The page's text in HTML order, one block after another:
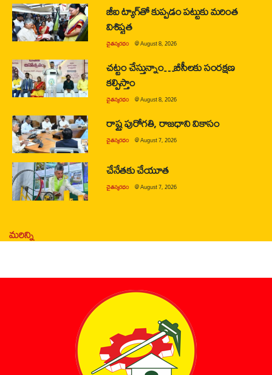
జీఐ ట్యాగ్‌తో కుప్పడం పట్టుకు మరింత
విశిష్టత
చైతన్యరధం @August 8, 2026
చట్టం చేస్తున్నాం…బీసీలకు సంరక్షణ
కల్పిస్తాం
చైతన్యరధం @August 8, 2026
రాష్ట్ర పురోగతి, రాజధాని వికాసం
చైతన్యరధం @August 7, 2026
చేనేతకు చేయూత
చైతన్యరధం @August 7, 2026
మరిన్ని